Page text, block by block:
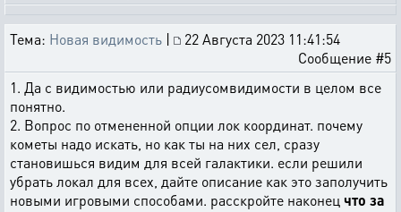
Тема: Новая видимость |
22 Августа 2023 11:41:54
Сообщение #5
1. Да с видимостью или радиусомвидимости в целом все
понятно.
2. Вопрос по отмененной опции лок координат. почему
кометы надо искать, но как ты на них сел, сразу
становишься видим для всей галактики. если решили
убрать локал для всех, дайте описание как это заполучить
новыми игровыми способами. расскройте наконец что за